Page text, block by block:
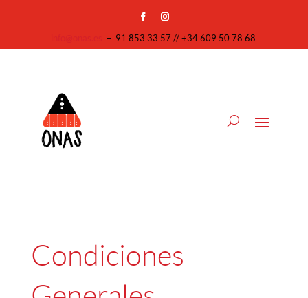
– 91 853 33 57 // +34 609 50 78 68
Condiciones